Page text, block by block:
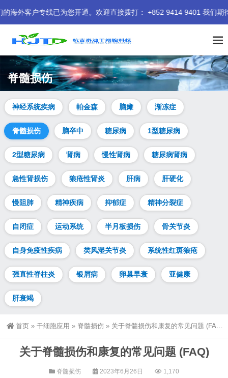
户专线已为您开通。欢迎直接拨打： +852 9414 9401 我们期待为您
脊髓损伤
神经系统疾病 帕金森 脑瘫 渐冻症
脊髓损伤 脑卒中 糖尿病 1型糖尿病
2型糖尿病 肾病 慢性肾病 糖尿病肾病
急性肾损伤 狼疮性肾炎 肝病 肝硬化
慢阻肺 精神疾病 抑郁症 精神分裂症
自闭症 运动系统 半月板损伤 骨关节炎
自身免疫性疾病 类风湿关节炎 系统性红斑狼疮
强直性脊柱炎 银屑病 卵巢早衰 亚健康
肝衰竭
首页 » 干细胞应用 » 脊髓损伤 » 关于脊髓损伤和康复的常见问题 (FAQ)
关于脊髓损伤和康复的常见问题 (FAQ)
脊髓损伤 2023年6月26日 1,170